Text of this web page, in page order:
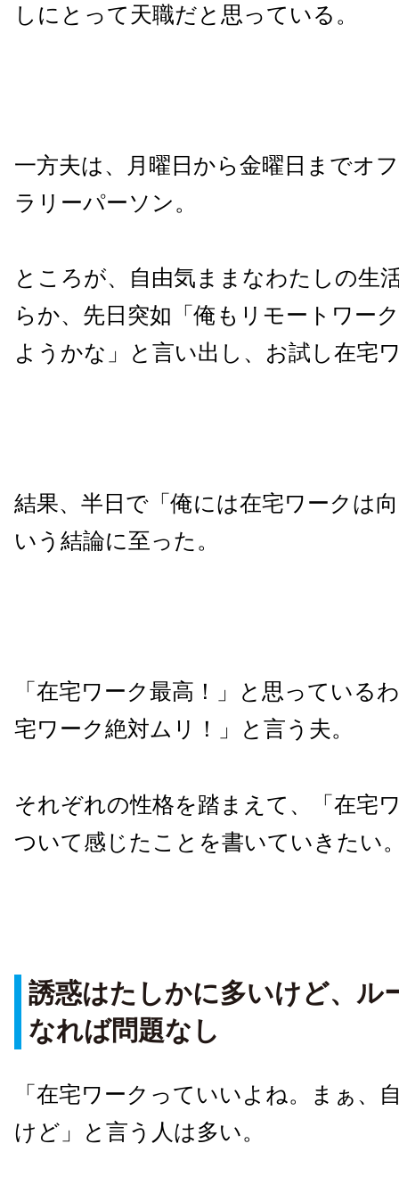
しにとって天職だと思っている。
一方夫は、月曜日から金曜日までオ
ラリーパーソン。
ところが、自由気ままなわたしの生
らか、先日突如「俺もリモートワー
ようかな」と言い出し、お試し在宅
結果、半日で「俺には在宅ワークは
いう結論に至った。
「在宅ワーク最高！」と思っている
宅ワーク絶対ムリ！」と言う夫。
それぞれの性格を踏まえて、「在宅
ついて感じたことを書いていきたい
誘惑はたしかに多いけど、ル
なれば問題なし
「在宅ワークっていいよね。まぁ、
けど」と言う人は多い。